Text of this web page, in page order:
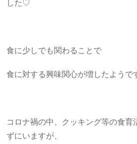
した♡
食に少しでも関わることで
食に対する興味関心が増したようで
コロナ禍の中、クッキング等の食育
ずにいますが、